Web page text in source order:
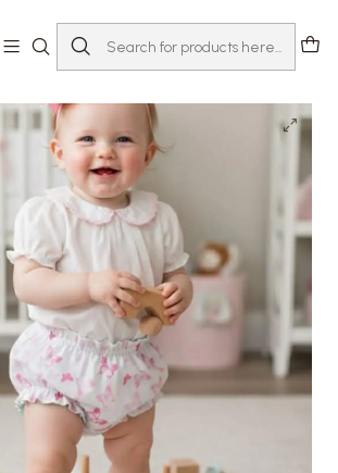
Bebé 0-24 meses
Tapa-fraldas e calções
Tapa-fraldas Borboleta